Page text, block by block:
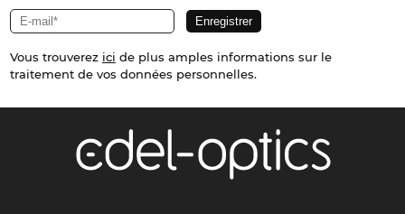
Vous trouverez ici de plus amples informations sur le
traitement de vos données personnelles.